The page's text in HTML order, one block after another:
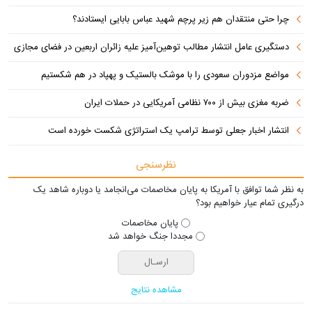
چرا حتی منتقدان هم زیر پرچم شهید عباس بابایی ایستادند؟
دستگیری عامل انتشار مطالب توهین‌آمیز علیه زائران اربعین در فضای مجازی
مواضع مزدوران سعودی را با موشک بالستیک و پهپاد در هم شکستیم
ضربه مغزی بیش از ۷۰۰ نظامی آمریکایی در حملات ایران
انتشار اخبار جعلی توسط ترامپ یک استراتژی شکست خورده است
نظرسنجی
به نظر شما توافق با آمریکا به پایان مخاصمات می‌انجامد یا دوباره شاهد یک
درگیری تمام عیار خواهیم بود؟
پایان مخاصمات
مجددا جنگ خواهد شد
مشاهده نتایج